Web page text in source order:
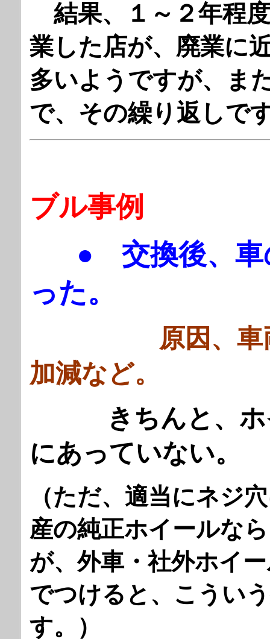
結果、１～２年程
業した店が、廃業に
多いようですが、
で、その繰り
ブル事例
● 交換後、車
った。
原因、車両へ
加減など。
きちんと、ホ
にあっていない。
（ただ、適当にネジ
産の純正ホイール
が、外車・社外ホイ
でつけると、こうい
す。）